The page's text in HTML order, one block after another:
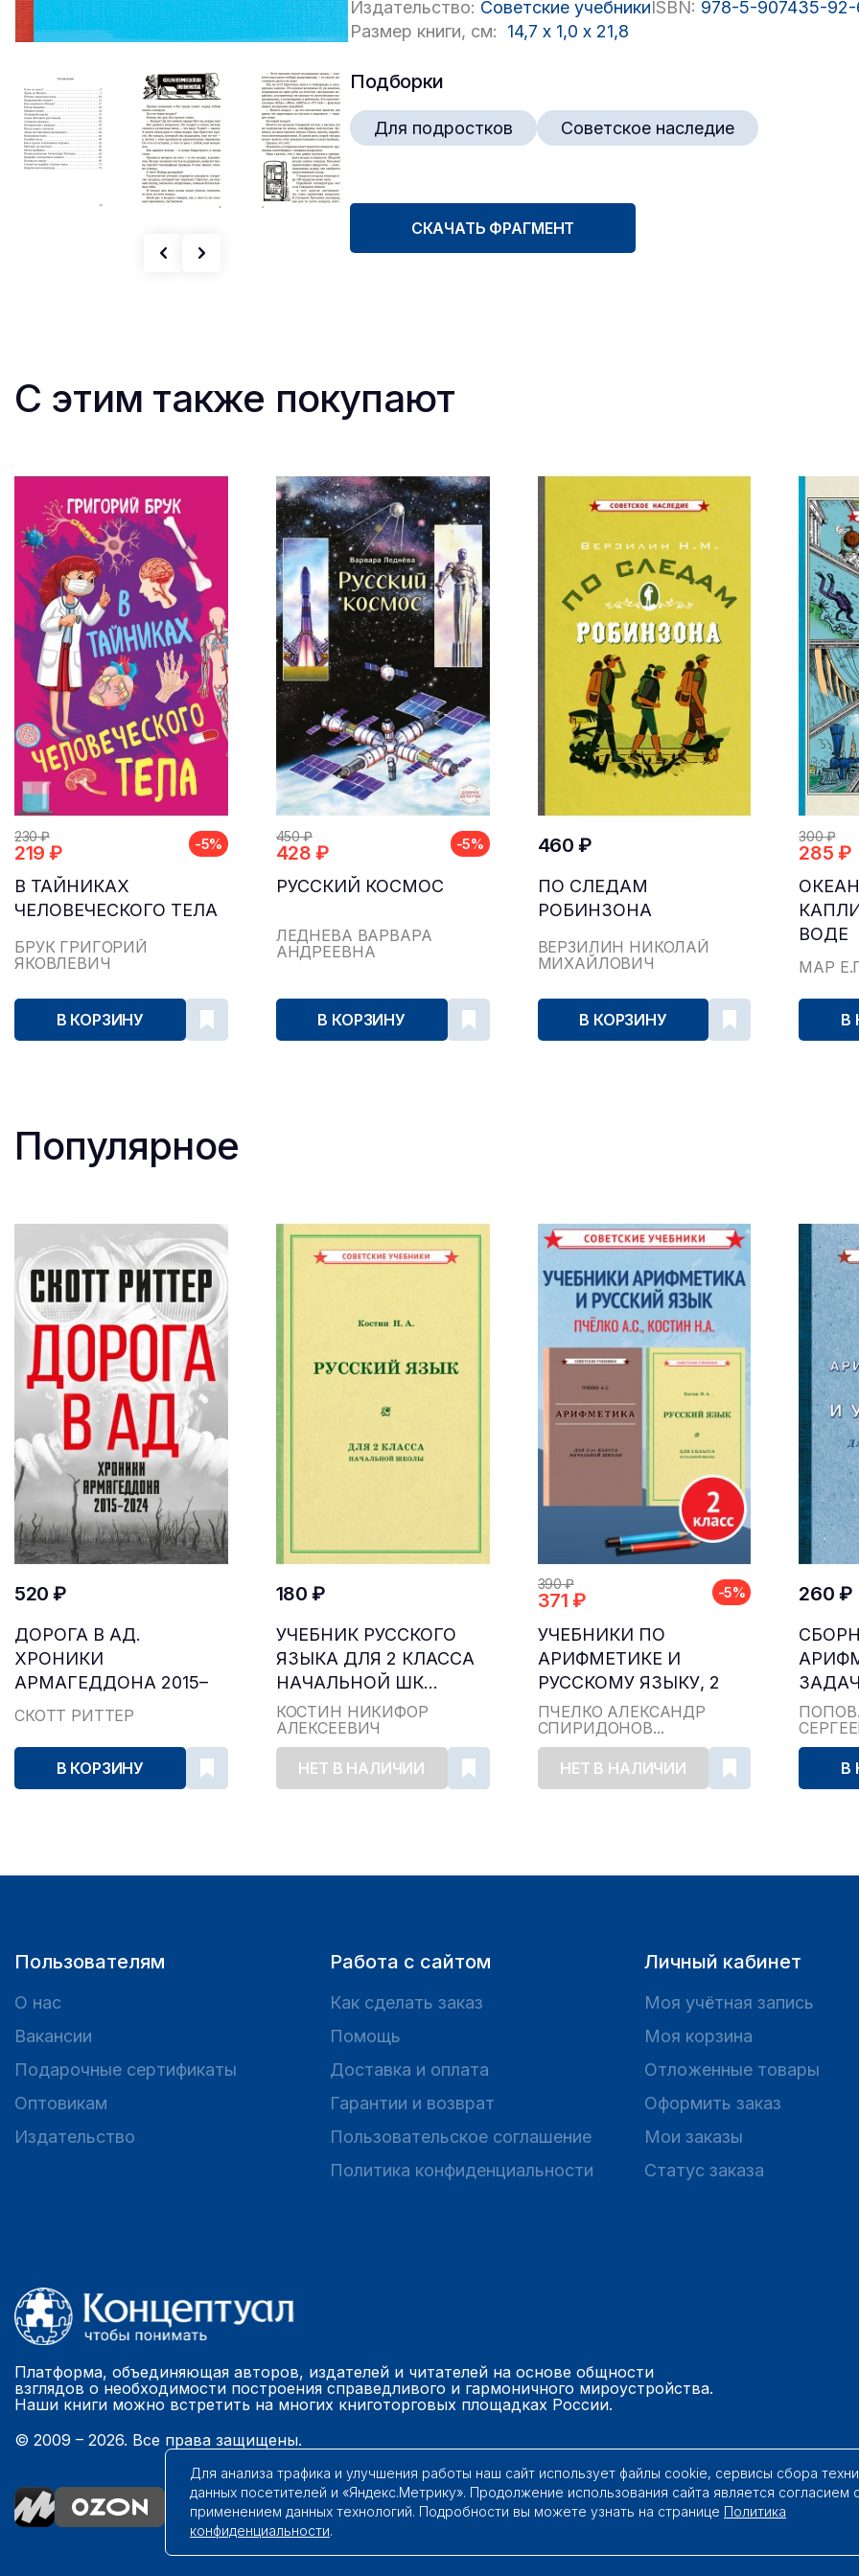
Издательство: Советские учебникиISBN: 978-5-907435-
Размер книги, см:
14,7 x 1,0 x 21,8
Подборки
Для подростков Советское наследие
СКАЧАТЬ ФРАГМЕНТ
С этим также покупают
230 ₽
219 ₽ -5%
В ТАЙНИКАХ
ЧЕЛОВЕЧЕСКОГО ТЕЛА
БРУК ГРИГОРИЙ
ЯКОВЛЕВИЧ
В КОРЗИНУ
450 ₽
428 ₽ -5%
РУССКИЙ КОСМОС
ЛЕДНЁВА ВАРВАРА
АНДРЕЕВНА
В КОРЗИНУ
460 ₽
ПО СЛЕДАМ
РОБИНЗОНА
ВЕРЗИЛИН НИКОЛАЙ
МИХАЙЛОВИЧ
В КОРЗИНУ
300 ₽
285 ₽
ВОДЕ
МАР
В
Популярное
520 ₽
ДОРОГА В АД.
ХРОНИКИ
АРМАГЕДДОНА 2015–
2024
СКОТТ РИТТЕР
В КОРЗИНУ
180 ₽
УЧЕБНИК РУССКОГО
ЯЗЫКА ДЛЯ 2 КЛАССА
НАЧАЛЬНОЙ ШК...
КОСТИН НИКИФОР
АЛЕКСЕЕВИЧ
НЕТ В НАЛИЧИИ
390 ₽
371 ₽ -5%
УЧЕБНИКИ ПО
АРИФМЕТИКЕ И
РУССКОМУ ЯЗЫКУ, 2
КЛАСС...
ПЧЁЛКО АЛЕКСАНДР
СПИРИДОНОВ...
НЕТ В НАЛИЧИИ
260 ₽
ДЛЯ
В
Пользователям
О нас
Вакансии
Подарочные сертификаты
Оптовикам
Издательство
Работа с сайтом
Как сделать заказ
Помощь
Доставка и оплата
Гарантии и возврат
Пользовательское соглашение
Политика конфиденциальности
Личный кабинет
Моя учётная запись
Моя корзина
Отложенные товары
Оформить заказ
Мои заказы
Статус заказа
Платформа, объединяющая авторов, издателей и читателей на основе общности
взглядов о необходимости построения справедливого и гармоничного мироустройства.
Наши книги можно встретить на многих книготорговых площадках России.
© 2009 – 2026. Все права защищены.
Для анализа трафика и улучшения работы наш сайт использует файлы cookie, сервисы сбора
данных посетителей и «Яндекс.Метрику». Продолжение использования сайта является согласием
применением данных технологий. Подробности вы можете узнать на странице Политика
конфиденциальности.